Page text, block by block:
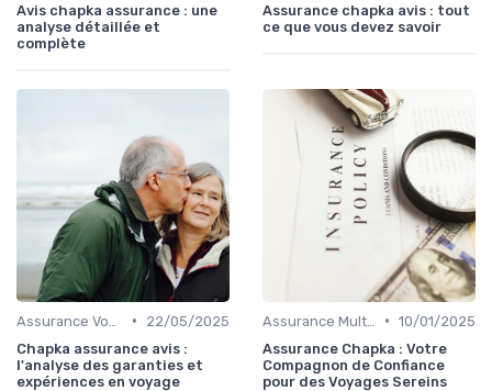
Avis chapka assurance : une
analyse détaillée et
complète
Assurance chapka avis : tout
ce que vous devez savoir
•
22/05/2025
Chapka assurance avis :
l'analyse des garanties et
expériences en voyage
• 10/01/2025
Assurance Chapka : Votre
Compagnon de Confiance
pour des Voyages Sereins